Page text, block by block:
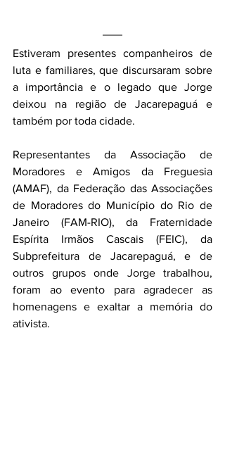
Estiveram presentes companheiros de
luta e familiares, que discursaram sobre
a importância e o legado que Jorge
deixou na região de Jacarepaguá e
também por toda cidade.
Representantes da Associação de
Moradores e Amigos da Freguesia
(AMAF), da Federação das Associações
de Moradores do Município do Rio de
Janeiro (FAM-RIO), da Fraternidade
Espírita Irmãos Cascais (FEIC), da
Subprefeitura de Jacarepaguá, e de
outros grupos onde Jorge trabalhou,
foram ao evento para agradecer as
homenagens e exaltar a memória do
ativista.